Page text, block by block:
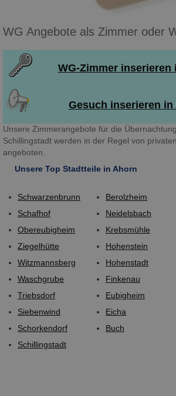
WG Angebote als Zimmer oder
WG-Zimmer inserieren
Gesuch inserieren in
Unsere Zimmerangebote für die
Schillingstadt werden in der Regel von
angeboten.
Unsere Top Stadtteile in Ahorn
Schwarzenbrunn
Schafhof
Obereubigheim
Ziegelhütte
Witzmannsberg
Waschgrube
Triebsdorf
Siebenwind
Schorkendorf
Schillingstadt
Berolzheim
Neidelsbach
Krebsmühle
Hohenstein
Hohenstadt
Finkenau
Eubigheim
Eicha
Buch